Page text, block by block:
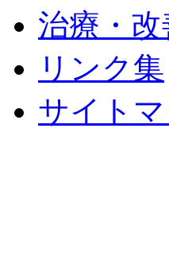
治療・
リンク集
サイト